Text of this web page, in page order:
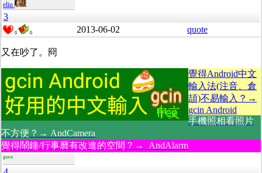
eliu
3
0 0 2013-06-02 quote
又在吵了。冏
覺得Android中文
輸入法(注音、倉
頡)不易輸入？→
gcin Android
手機照相看照片
不方便？→ AndCamera
覺得鬧鐘/行事曆有改進的空間？→ AndAlarm
guest